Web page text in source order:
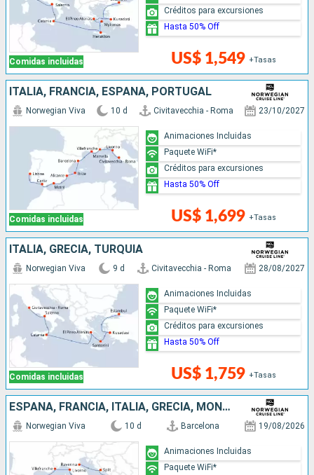
Comidas incluidas US$ 1,549 +Tasas
Créditos para excursiones
Hasta 50% Off
ITALIA, FRANCIA, ESPAÑA, PORTUGAL
Comidas incluidas
Norwegian Viva 10 d Civitavecchia - Roma 23/10/2027
US$ 1,699 +Tasas
Animaciones Incluidas
Paquete WiFi*
Créditos para excursiones
Hasta 50% Off
ITALIA, GRECIA, TURQUÍA
Comidas incluidas
Norwegian Viva 9 d Civitavecchia - Roma 28/08/2027
US$ 1,759 +Tasas
Animaciones Incluidas
Paquete WiFi*
Créditos para excursiones
Hasta 50% Off
ESPAÑA, FRANCIA, ITALIA, GRECIA, MONTENEGRO, CROACIA
Norwegian Viva 10 d Barcelona 19/08/2026
Animaciones Incluidas
Paquete WiFi*